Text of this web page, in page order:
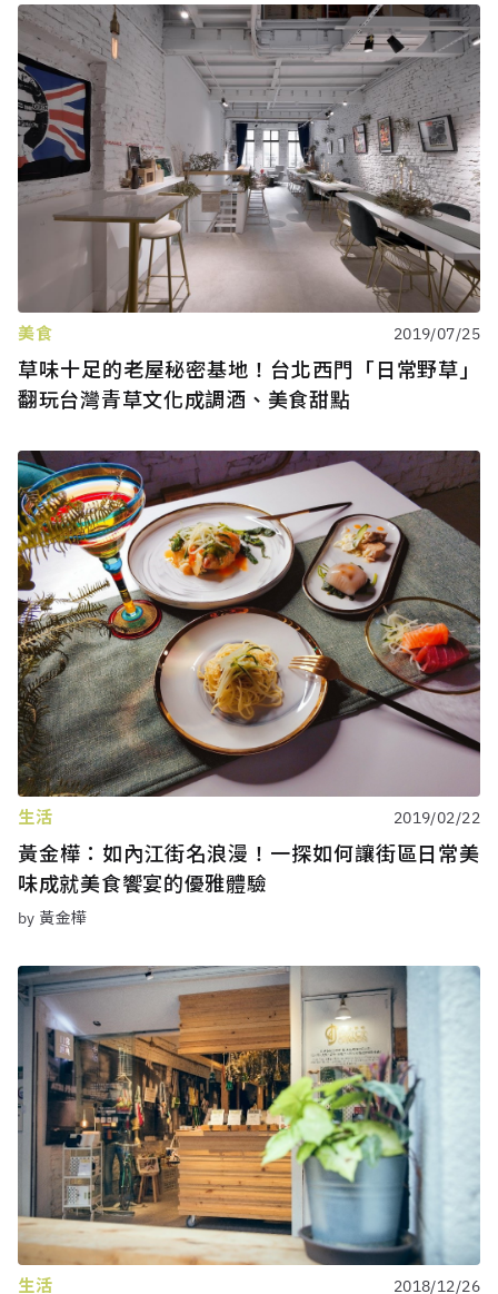
美食 2019/07/25
草味十足的老屋秘密基地！台北西門「日常野草」
翻玩台灣青草文化成調酒、美食甜點
生活 2019/02/22
黃金樺：如內江街名浪漫！一探如何讓街區日常美
味成就美食饗宴的優雅體驗
by 黃金樺
生活 2018/12/26